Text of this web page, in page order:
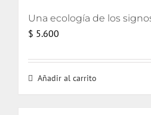
$ 5.600
Añadir al carrito